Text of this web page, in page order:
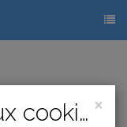
×
Politique relative aux cookies